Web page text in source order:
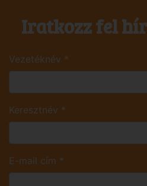
Iratkozz fel
Vezetéknév *
Keresztnév *
E-mail cím *